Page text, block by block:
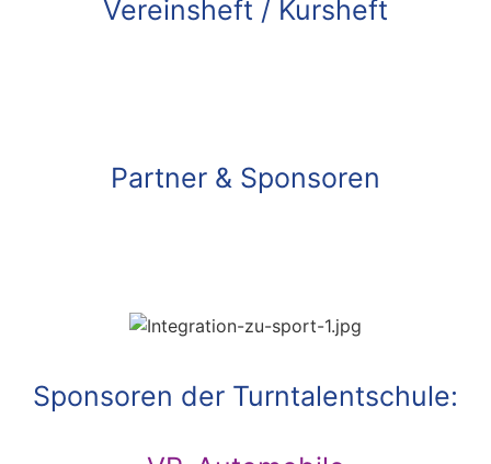
Vereinsheft / Kursheft
Partner & Sponsoren
Sponsoren der Turntalentschule: